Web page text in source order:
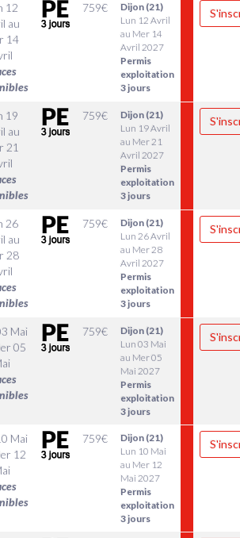
12
au
14
759€
Dijon (21)
Lun 12 Avril
au Mer 14
Avril 2027
Permis
exploitation
3 jours
19
au
21
759€
Dijon (21)
Lun 19 Avril
au Mer 21
Avril 2027
Permis
exploitation
3 jours
26
au
28
759€
Dijon (21)
Lun 26 Avril
au Mer 28
Avril 2027
Permis
exploitation
3 jours
Mai
05
759€
Dijon (21)
Lun 03 Mai
au Mer 05
Mai 2027
Permis
exploitation
3 jours
Mai
12
759€
Dijon (21)
Lun 10 Mai
au Mer 12
Mai 2027
Permis
exploitation
3 jours